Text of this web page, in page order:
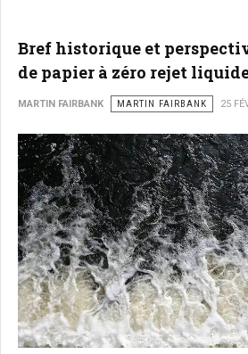
Bref historique et
de papier à zéro rejet
MARTIN FAIRBANK MARTIN FAIRBANK 25